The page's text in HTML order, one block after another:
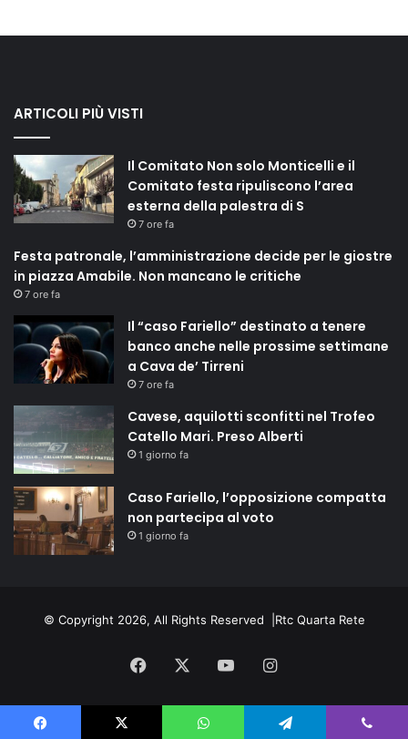
ARTICOLI PIÙ VISTI
Il Comitato Non solo Monticelli e il
Comitato festa ripuliscono l’area
esterna della palestra di S
7 ore fa
Festa patronale, l’amministrazione decide per le giostre
in piazza Amabile. Non mancano le critiche
7 ore fa
Il “caso Fariello” destinato a tenere
banco anche nelle prossime settimane
a Cava de’ Tirreni
7 ore fa
Cavese, aquilotti sconfitti nel Trofeo
Catello Mari. Preso Alberti
1 giorno fa
Caso Fariello, l’opposizione compatta
non partecipa al voto
1 giorno fa
© Copyright 2026, All Rights Reserved | Rtc Quarta Rete
Facebook You
Tube
Instagram